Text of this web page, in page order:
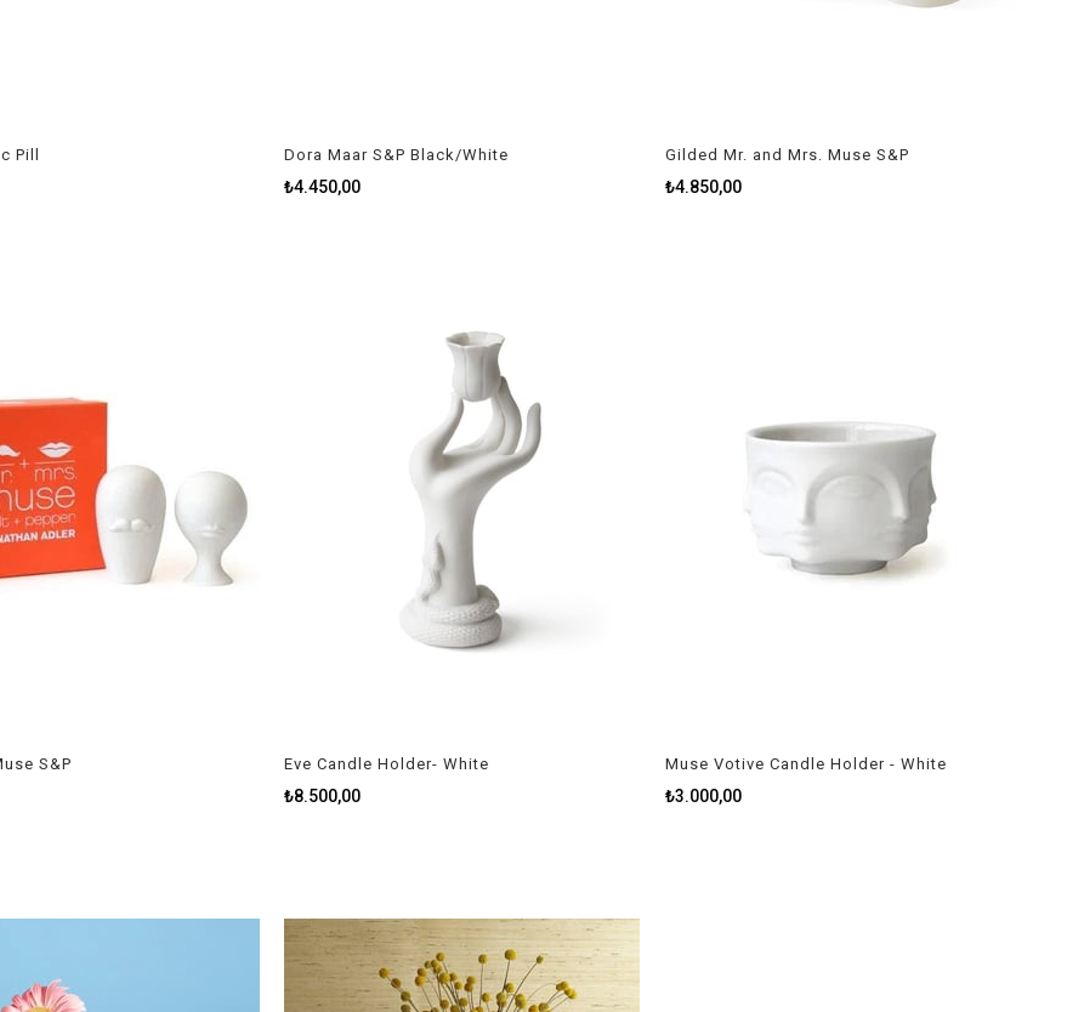
Pill Dora Maar S&P Black/White
₺4.450,00
Gilded Mr. and Mrs. Muse S&P
₺4.850,00
S&P Eve Candle Holder- White
₺8.500,00
Muse Votive Candle Holder - White
₺3.000,00